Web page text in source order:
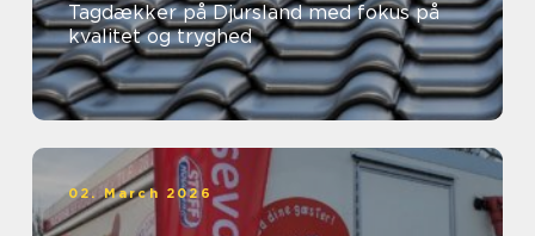
Tagdækker på Djursland med fokus på
kvalitet og tryghed
02. March 2026